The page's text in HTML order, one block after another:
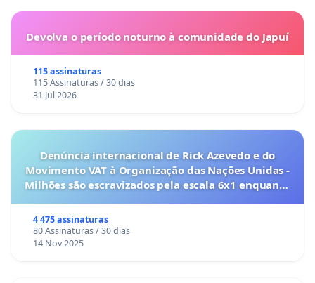
Devolva o período noturno à comunidade do Japuí
115 assinaturas
115 Assinaturas / 30 dias
31 Jul 2026
Denúncia internacional de Rick Azevedo e do
Movimento VAT à Organização das Nações Unidas -
Milhões são escravizados pela escala 6x1 enquanto
4 475 assinaturas
80 Assinaturas / 30 dias
14 Nov 2025